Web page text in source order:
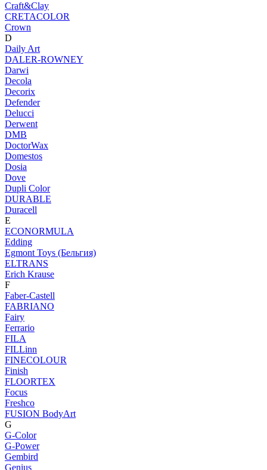
Craft&Clay
CRETACOLOR
Crown
D
Daily Art
DALER-ROWNEY
Darwi
Decola
Decorix
Defender
Delucci
Derwent
DMB
DoctorWax
Domestos
Dosia
Dove
Dupli Color
DURABLE
Duracell
E
ECONORMULA
Edding
Egmont Toys (Бельгия)
ELTRANS
Erich Krause
F
Faber-Castell
FABRIANO
Fairy
Ferrario
FILA
FILLinn
FINECOLOUR
Finish
FLOORTEX
Focus
Freshco
FUSION BodyArt
G
G-Color
G-Power
Gembird
Genius